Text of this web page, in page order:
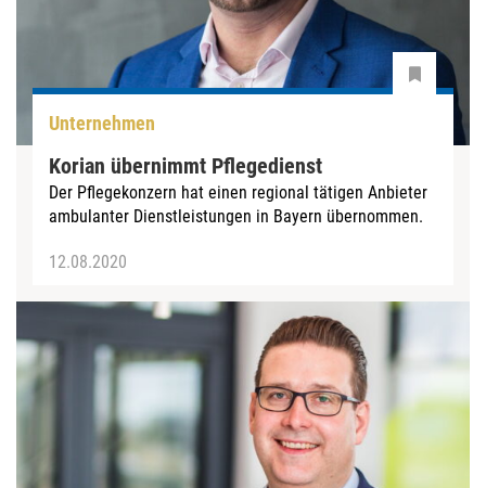
Unternehmen
Korian übernimmt Pflegedienst
Der Pflegekonzern hat einen regional tätigen Anbieter
ambulanter Dienstleistungen in Bayern übernommen.
12.08.2020